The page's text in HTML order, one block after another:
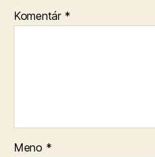
Komentár *
Meno *